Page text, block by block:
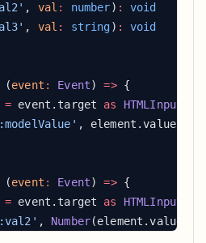
, val : number) :
, val : string) :
event : Event) =>
= event.target as
event : Event) =>
= event.target as
, Number